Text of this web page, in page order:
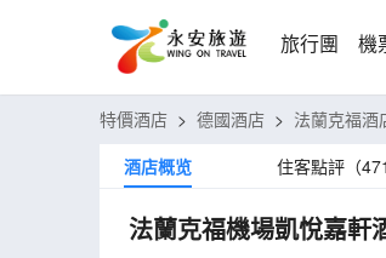
旅行團 機
特價酒店 > 德國酒店 > 法蘭克福酒
酒店概览
住客點評（471
法蘭克福機場凱悅嘉軒